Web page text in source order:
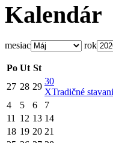
Kalendár
mesiac rok
Po Ut St
27 28 29
30
XTradičné
4
5 6 7
11
12 13 14
18 19 20 21